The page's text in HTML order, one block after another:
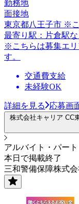
勤務地
面接地
東京都八王子市 ※
最寄り駅：片倉駅
※こちらは募集エリ
す。
交通費支給
未経験OK
詳細を見る 応募画
株式会社キャリア CC
アルバイト・パート
本日で掲載終了
三和警備保障株式